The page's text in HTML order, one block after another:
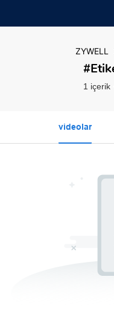
ZYWELL
1 içerik
videolar